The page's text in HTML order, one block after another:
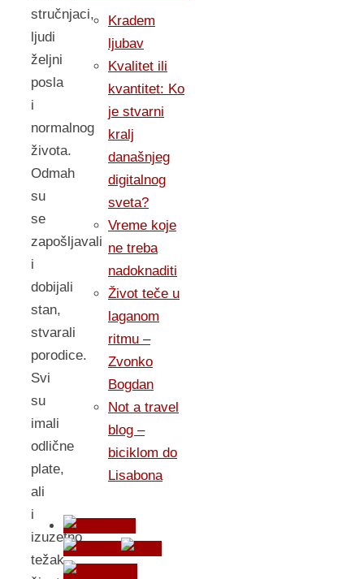
stručnjaci,
ljudi
željni
posla
i
normalnog
života.
Odmah
su
se
zapošljavali
i
dobijali
stan,
stvarali
porodice.
Svi
su
imali
odlične
plate,
ali
i
izuzetno
težak
Kradem
ljubav
Kvalitet ili
kvantitet: Ko
je stvarni
kralj
današnjeg
digitalnog
sveta?
Vreme koje
ne treba
nadoknaditi
Život teče u
laganom
ritmu –
Zvonko
Bogdan
Not a travel
blog –
biciklom do
Lisabona